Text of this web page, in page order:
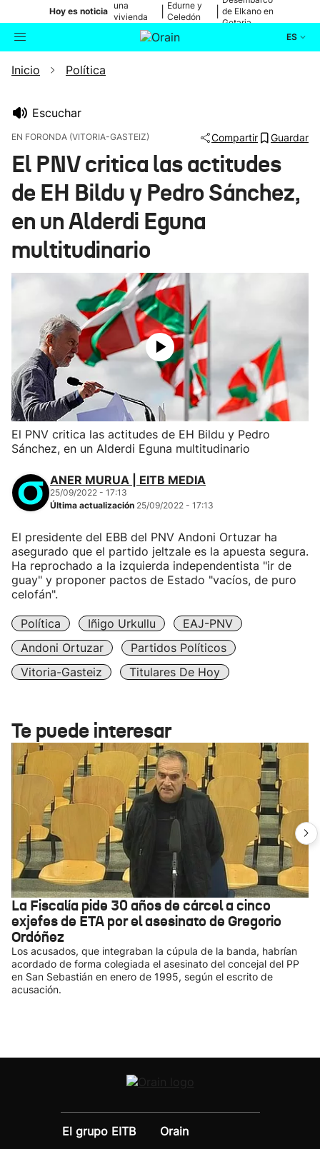
Hoy es noticia
una
vivienda
de Bilbao
Edurne y
Celedón
de Elkano en
Getaria
ES
Buscador
Ikusmiran
Eguraldia
Inicio Política
Escuchar
EN FORONDA (VITORIA-GASTEIZ) Compartir Guardar
El PNV critica las actitudes
de EH Bildu y Pedro Sánchez,
en un Alderdi Eguna
multitudinario
El PNV critica las actitudes de EH Bildu y Pedro
Sánchez, en un Alderdi Eguna multitudinario
ANER MURUA | EITB MEDIA
25/09/2022 - 17:13
Última actualización 25/09/2022 - 17:13
El presidente del EBB del PNV Andoni Ortuzar ha
asegurado que el partido jeltzale es la apuesta segura.
Ha reprochado a la izquierda independentista "ir de
guay" y proponer pactos de Estado "vacíos, de puro
celofán".
Política Iñigo Urkullu
EAJ-PNV
Andoni Ortuzar
Partidos Políticos
Vitoria-Gasteiz
Titulares De Hoy
Te puede interesar
La Fiscalía pide 30 años de cárcel a cinco
exjefes de ETA por el asesinato de Gregorio
Ordóñez
Los acusados, que integraban la cúpula de la banda, habrían
acordado de forma colegiada el asesinato del concejal del PP
en San Sebastián en enero de 1995, según el escrito de
acusación.
El grupo EITB
Orain